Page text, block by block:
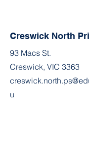
Creswick North
93 Macs St.
Creswick, VIC 3363
u